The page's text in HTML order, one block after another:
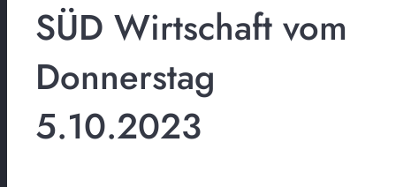
SÜD Wirtschaft vom
Donnerstag
5.10.2023